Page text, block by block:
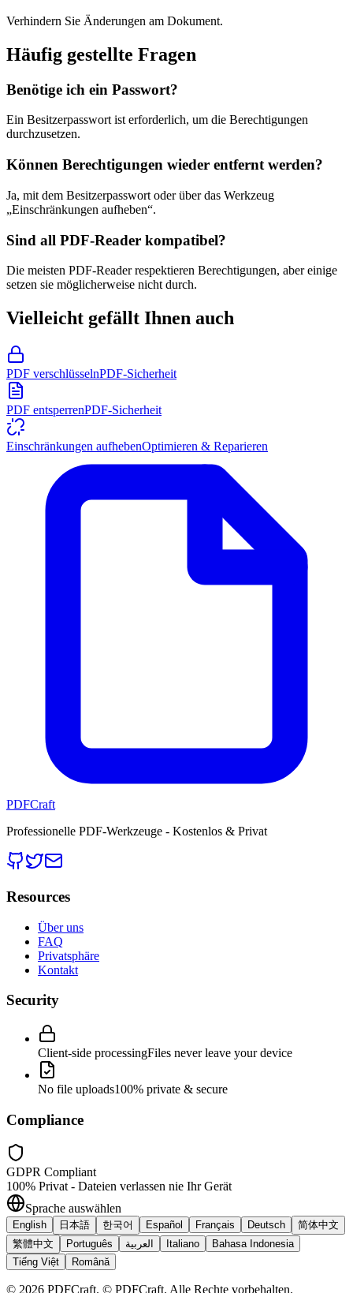
Verhindern Sie Änderungen am Dokument.
Häufig gestellte Fragen
Benötige ich ein Passwort?
Ein Besitzerpasswort ist erforderlich, um die Berechtigungen
durchzusetzen.
Können Berechtigungen wieder entfernt werden?
Ja, mit dem Besitzerpasswort oder über das Werkzeug
„Einschränkungen aufheben“.
Sind all PDF-Reader kompatibel?
Die meisten PDF-Reader respektieren Berechtigungen, aber einige
setzen sie möglicherweise nicht durch.
Vielleicht gefällt Ihnen auch
PDF verschlüsselnPDF-Sicherheit
PDF entsperrenPDF-Sicherheit
Einschränkungen aufhebenOptimieren & Reparieren
PDFCraft
Professionelle PDF-Werkzeuge - Kostenlos & Privat
Resources
Über uns
FAQ
Privatsphäre
Kontakt
Security
Client-side processingFiles never leave your device
No file uploads100% private & secure
Compliance
GDPR Compliant
100% Privat - Dateien verlassen nie Ihr Gerät
Sprache auswählen
English 日本語 한국어 Español Français Deutsch
简体中文
繁體中文
Português العربية Italiano
Bahasa Indonesia
Tiếng Việt
Română
© 2026 PDFCraft. © PDFCraft. Alle Rechte vorbehalten.